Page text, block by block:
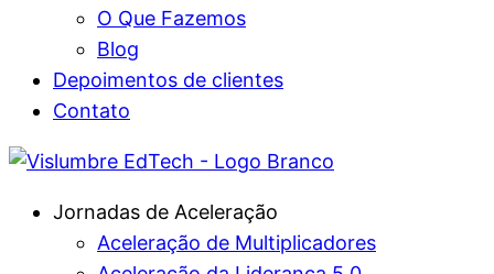
O Que Fazemos
Blog
Depoimentos de clientes
Contato
Jornadas de Aceleração
Aceleração de Multiplicadores